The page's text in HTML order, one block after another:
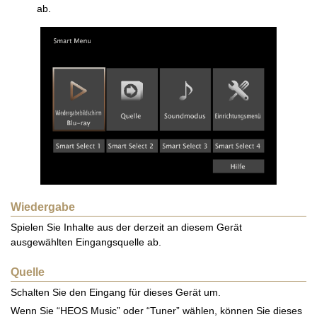
ab.
Wiedergabe
Spielen Sie Inhalte aus der derzeit an diesem Gerät
ausgewählten Eingangsquelle ab.
Quelle
Schalten Sie den Eingang für dieses Gerät um.
Wenn Sie “HEOS Music” oder “Tuner” wählen, können Sie dieses